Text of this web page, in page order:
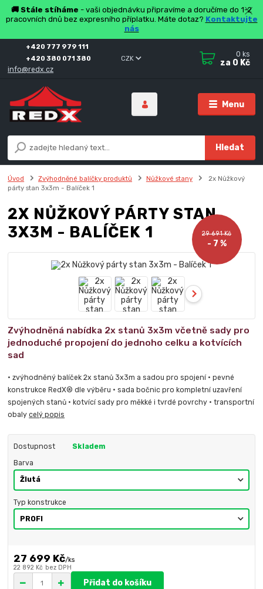
🚚 Stále stíháme - vaši objednávku připravíme a doručíme do 1-2
pracovních dnů bez expresního příplatku. Máte dotaz? Kontaktujte
nás
Menu
CZK
Hledat
+420 777 979 111
+420 380 071 380
info@redx.cz
0 ks
za 0 Kč
Úvod Zvýhodněné balíčky produktů Nůžkové stany
2x Nůžkový
párty stan 3x3m - Balíček 1
2X NŮŽKOVÝ PÁRTY STAN
3X3M - BALÍČEK 1
29 691 Kč
- 7 %
Zvýhodněná nabídka 2x stanů 3x3m včetně sady pro
jednoduché propojení do jednoho celku a kotvících
sad
• zvýhodněný balíček 2x stanů 3x3m a sadou pro spojení • pevné
konstrukce RedX® dle výběru • sada bočnic pro kompletní uzavření
spojených stanů • kotvící sady pro měkké i tvrdé povrchy • transportní
obalycelý popis
Dostupnost Skladem
Barva
Typ konstrukce
27 699 Kč/ks
22 892 Kč bez DPH
Přidat do košíku